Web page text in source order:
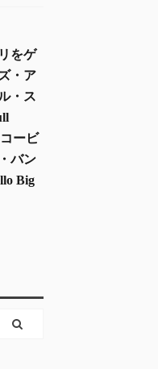
をゲ
・ア
・ス
ービ
バン
Big